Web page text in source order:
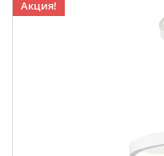
Акция!